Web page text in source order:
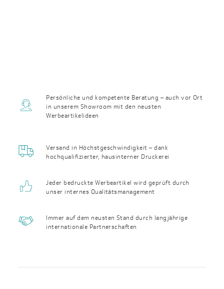
Persönliche und kompetente Beratung – auch vor Ort
in unserem Showroom mit den neusten
Werbeartikelideen
Versand in Höchst­geschwin­digkeit – dank
hochqualifizierter, haus­interner Druckerei
Jeder bedruckte Werbeartikel wird geprüft durch
unser internes Qualitäts­management
Immer auf dem neusten Stand durch langjährige
internationale Partnerschaften